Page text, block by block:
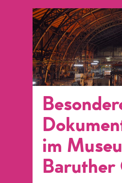
im
Baruther